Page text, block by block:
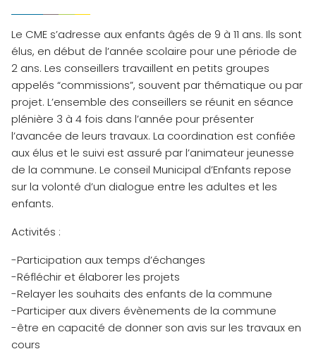
Le CME s’adresse aux enfants âgés de 9 à 11 ans. Ils sont
élus, en début de l’année scolaire pour une période de
2 ans. Les conseillers travaillent en petits groupes
appelés “commissions”, souvent par thématique ou par
projet. L’ensemble des conseillers se réunit en séance
plénière 3 à 4 fois dans l’année pour présenter
l’avancée de leurs travaux. La coordination est confiée
aux élus et le suivi est assuré par l’animateur jeunesse
de la commune. Le conseil Municipal d’Enfants repose
sur la volonté d’un dialogue entre les adultes et les
enfants.
Activités :
-Participation aux temps d’échanges
-Réfléchir et élaborer les projets
-Relayer les souhaits des enfants de la commune
-Participer aux divers évènements de la commune
-être en capacité de donner son avis sur les travaux en
cours